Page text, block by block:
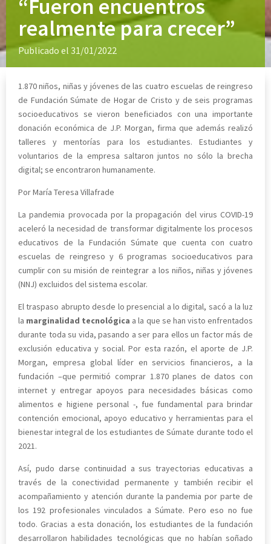
“Fueron encuentros
realmente para crecer”
Publicado el 31/01/2022
1.870 niños, niñas y jóvenes de las cuatro escuelas de reingreso
de Fundación Súmate de Hogar de Cristo y de seis programas
socioeducativos se vieron beneficiados con una importante
donación económica de J.P. Morgan, firma que además realizó
talleres y mentorías para los estudiantes. Estudiantes y
voluntarios de la empresa saltaron juntos no sólo la brecha
digital; se encontraron humanamente.
Por María Teresa Villafrade
La pandemia provocada por la propagación del virus COVID-19
aceleró la necesidad de transformar digitalmente los procesos
educativos de la Fundación Súmate que cuenta con cuatro
escuelas de reingreso y 6 programas socioeducativos para
cumplir con su misión de reintegrar a los niños, niñas y jóvenes
(NNJ) excluidos del sistema escolar.
El traspaso abrupto desde lo presencial a lo digital, sacó a la luz
la marginalidad tecnológica a la que se han visto enfrentados
durante toda su vida, pasando a ser para ellos un factor más de
exclusión educativa y social. Por esta razón, el aporte de J.P.
Morgan, empresa global líder en servicios financieros, a la
fundación –que permitió comprar 1.870 planes de datos con
internet y entregar apoyos para necesidades básicas como
alimentos e higiene personal -, fue fundamental para brindar
contención emocional, apoyo educativo y herramientas para el
bienestar integral de los estudiantes de Súmate durante todo el
2021.
Así, pudo darse continuidad a sus trayectorias educativas a
través de la conectividad permanente y también recibir el
acompañamiento y atención durante la pandemia por parte de
los 192 profesionales vinculados a Súmate. Pero eso no fue
todo. Gracias a esta donación, los estudiantes de la fundación
desarrollaron habilidades tecnológicas que no habían soñado